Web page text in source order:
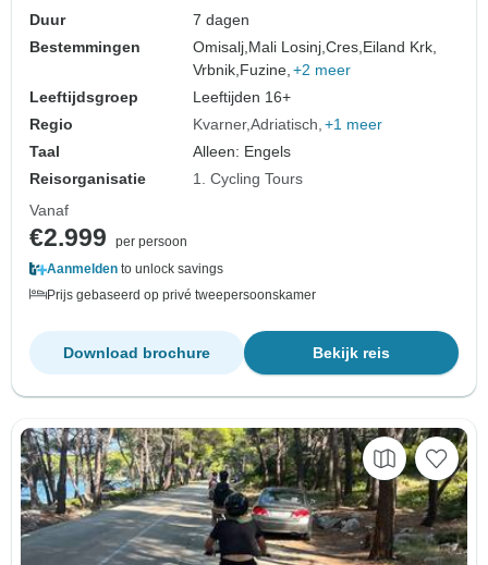
Duur
7 dagen
Bestemmingen
Omisalj, Mali Losinj,Cres, Eiland Krk,
Vrbnik, Fuzine, +2 meer
Leeftijdsgroep
Leeftijden 16+
Regio
Kvarner Adriatisch +1 meer
Taal
Alleen: Engels
Reisorganisatie
1. Cycling Tours
Vanaf
€2.999
per persoon
Aanmelden to unlock savings
Prijs gebaseerd op privé tweepersoonskamer
Bekijk reis
Download brochure